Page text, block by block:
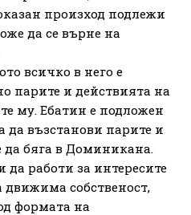
произход подлежи
да се върне на
всичко в него е
парите и действията на
му. Ебатин е подложен
да възстанови парите и
бяга в Доминикана.
работи за интересите
движима собственост,
формата на